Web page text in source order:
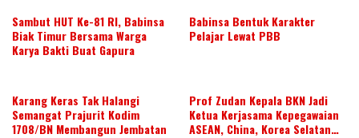
k
Sambut HUT Ke-81 RI, Babinsa
Biak Timur Bersama Warga
Karya Bakti Buat Gapura
Babinsa Bentuk Karakter
Pelajar Lewat PBB
Karang Keras Tak Halangi
Semangat Prajurit Kodim
1708/BN Membangun Jembatan
Prof Zudan Kepala BKN Jadi
Ketua Kerjasama Kepegawaian
ASEAN, China, Korea Selatan